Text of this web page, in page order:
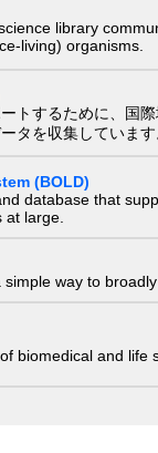
library
living) organisms.
トするために、国
タを収集していま
(BOLD)
database that
large.
way to
biomedical and